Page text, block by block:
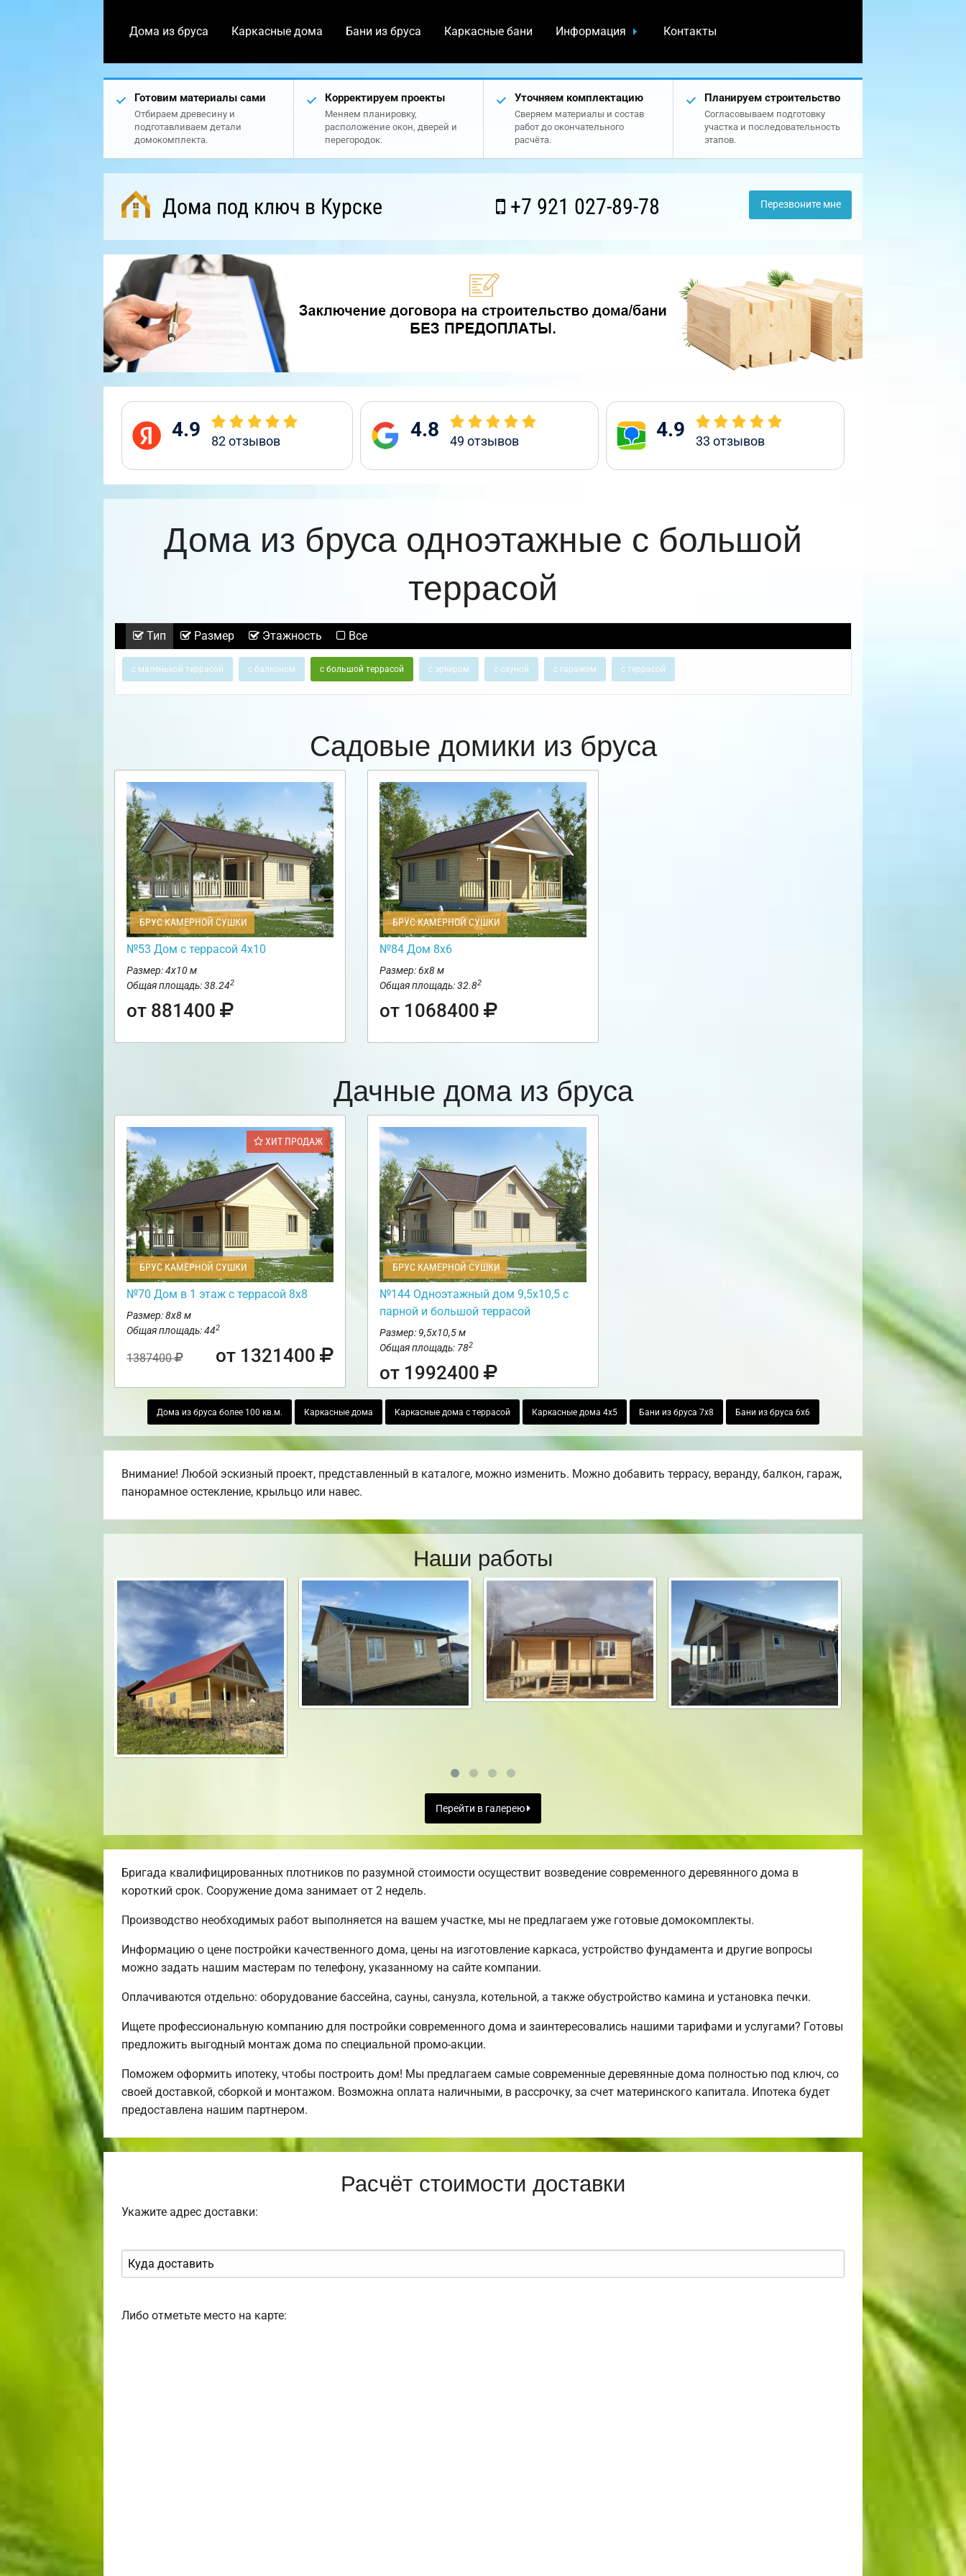
Дома из бруса Каркасные дома Бани из бруса Каркасные бани Информация Контакты
Готовим материалы сами
Отбираем древесину и
подготавливаем детали
домокомплекта.
Корректируем проекты
Меняем планировку,
расположение окон, дверей и
перегородок.
Уточняем комплектацию
Сверяем материалы и состав
работ до окончательного
расчёта.
Планируем строительство
Согласовываем подготовку
участка и последовательность
этапов.
Дома под ключ в Курске +7 921 027-89-78 Перезвоните мне
4.9 82отзывов 4.8 49 отзывов 4.9 33 отзывов
Дома из бруса одноэтажные с большой
террасой
Тип Размер Этажность Все
с маленькой террасой с балконом с большой террасой с эркером с сауной с гаражом с террасой
Садовые домики из бруса
БРУС КАМЕРНОЙ СУШКИ
№53 Дом с террасой 4х10
Размер: 4х10 м
Общая площадь: 38.242
от 881400
БРУС КАМЕРНОЙ СУШКИ
№84 Дом 8х6
Размер: 6х8 м
Общая площадь: 32.82
от 1068400
Дачные дома из бруса
ХИТ ПРОДАЖ
БРУС КАМЕРНОЙ СУШКИ
№70 Дом в 1 этаж с террасой 8х8
Размер: 8х8 м
Общая площадь: 442
1387400 от 1321400
БРУС КАМЕРНОЙ СУШКИ
№144 Одноэтажный дом 9,5х10,5 с
парной и большой террасой
Размер: 9,5х10,5 м
Общая площадь: 782
от 1992400
Дома из бруса более 100 кв.м. Каркасные дома Каркасные дома с террасой Каркасные дома 4х5 Бани из бруса 7х8 Бани из бруса 6х6
Внимание! Любой эскизный проект, представленный в каталоге, можно изменить. Можно добавить террасу, веранду, балкон, гараж,
панорамное остекление, крыльцо или навес.
Наши работы
Перейти в галерею
Бригада квалифицированных плотников по разумной стоимости осуществит возведение современного деревянного дома в
короткий срок. Сооружение дома занимает от 2 недель.
Производство необходимых работ выполняется на вашем участке, мы не предлагаем уже готовые домокомплекты.
Информацию о цене постройки качественного дома, цены на изготовление каркаса, устройство фундамента и другие вопросы
можно задать нашим мастерам по телефону, указанному на сайте компании.
Оплачиваются отдельно: оборудование бассейна, сауны, санузла, котельной, а также обустройство камина и установка печки.
Ищете профессиональную компанию для постройки современного дома и заинтересовались нашими тарифами и услугами? Готовы
предложить выгодный монтаж дома по специальной промо-акции.
Поможем оформить ипотеку, чтобы построить дом! Мы предлагаем самые современные деревянные дома полностью под ключ, со
своей доставкой, сборкой и монтажом. Возможна оплата наличными, в рассрочку, за счет материнского капитала. Ипотека будет
предоставлена нашим партнером.
Расчёт стоимости доставки
Укажите адрес доставки:
Либо отметьте место на карте: